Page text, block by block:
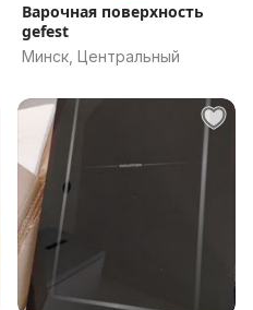
Варочная поверхность
gefest
Минск, Центральный